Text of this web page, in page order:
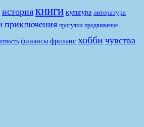
история книги культура литература
приключения прогулки продвижение
финансы фриланс хобби чувства